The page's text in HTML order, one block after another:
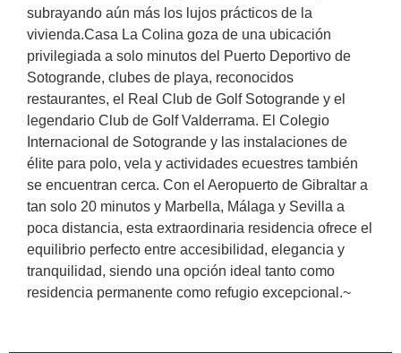
subrayando aún más los lujos prácticos de la
vivienda.Casa La Colina goza de una ubicación
privilegiada a solo minutos del Puerto Deportivo de
Sotogrande, clubes de playa, reconocidos
restaurantes, el Real Club de Golf Sotogrande y el
legendario Club de Golf Valderrama. El Colegio
Internacional de Sotogrande y las instalaciones de
élite para polo, vela y actividades ecuestres también
se encuentran cerca. Con el Aeropuerto de Gibraltar a
tan solo 20 minutos y Marbella, Málaga y Sevilla a
poca distancia, esta extraordinaria residencia ofrece el
equilibrio perfecto entre accesibilidad, elegancia y
tranquilidad, siendo una opción ideal tanto como
residencia permanente como refugio excepcional.~